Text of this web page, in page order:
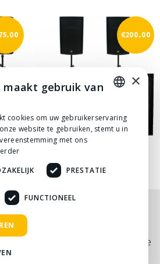
€200.00
wat je zocht? Bekijk
, of neem
telefoon, mail of tijdens een kopje
DUTCH
×
maakt gebruik van
cookies om uw gebruikerservaring
website te gebruiken, stemt u in
met ons
PRESTATIE
FUNCTIONEEL